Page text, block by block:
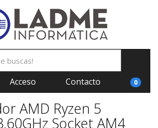
Acceso Contacto 0
AMD Ryzen 5
Socket AM4